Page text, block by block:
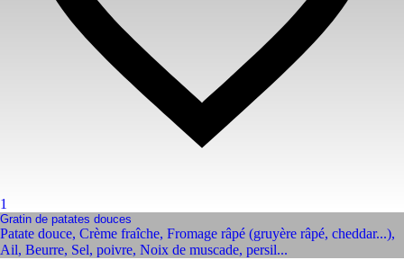
1
Gratin de patates douces
Patate douce, Crème fraîche, Fromage râpé (gruyère râpé, cheddar...),
Ail, Beurre, Sel, poivre, Noix de muscade, persil...